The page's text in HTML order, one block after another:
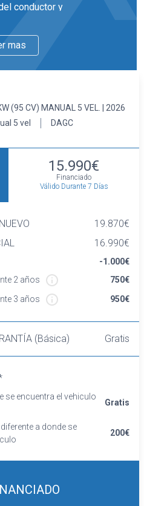
conductor y
traseras en aluminio de
compleja,
con bombilla LED
principal) y de tela
acompañante individual
delantera con respaldo
cuero
delanteros y traseros
con sensor de
cámara
mas
(95 CV) MANUAL 5 VEL. | 2026
5 vel DAGC
15.990€
Financiado
Válido Durante 7 Días
19.870€
16.990€
-1.000€
2 años
750€
3 años
950€
(Básica) Gratis
se encuentra el vehiculo
Gratis
a donde se
200€